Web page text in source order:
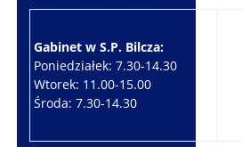
Gabinet w S.P. Bilcza:
Poniedziałek: 7.30-14.30
Wtorek: 11.00-15.00
Środa: 7.30-14.30